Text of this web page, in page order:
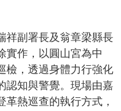
祥副署長及翁章梁縣長
實作，以圓山宮為中
檢，透過身體力行強化
認知與警覺。現場由嘉
熱巡查的執行方式，